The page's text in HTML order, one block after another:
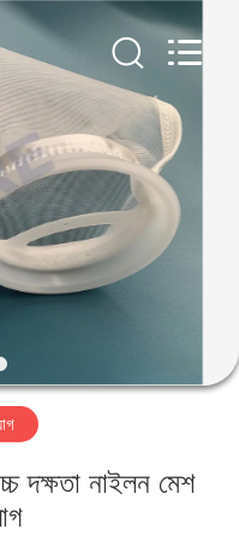
দক্ষতা নাইলন মেশ